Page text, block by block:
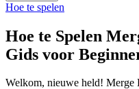
Hoe te spelen
Hoe te Spelen
Gids voor
Welkom, nieuwe held! Merge